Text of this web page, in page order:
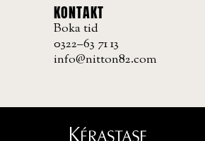
KONTAKT
Boka tid
0322–63 71 13
info@nitton82.com